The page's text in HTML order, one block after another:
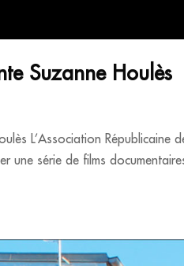
Suzanne Houlès
L’Association Républicaine
une série de films